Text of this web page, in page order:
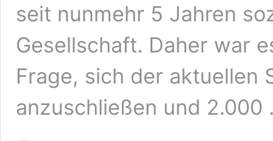
seit nunmehr 5 Jahren
Gesellschaft. Daher war
Frage, sich der aktuellen
anzuschließen und